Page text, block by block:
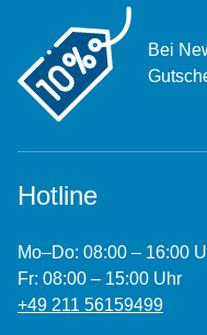
Bei
Hotline
Mo–Do: 08:00 – 16:00
Fr: 08:00 – 15:00 Uhr
+49 211 56159499